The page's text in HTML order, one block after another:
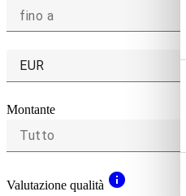
fino a
EUR
Montante
Tutto
Valutazione qualità info